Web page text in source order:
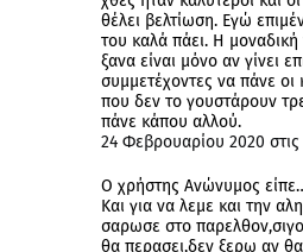
θέλει βελτίωση. Εγώ
του καλά πάει. Η μοναδική
ξανα είναι μόνο αν γίνει
συμμετέχοντες να πάνε οι
που δεν το γουστάρουν
πάνε κάπου αλλού.
24 Φεβρουαρίου 2020 στις
Ο χρήστης Ανώνυμος
Και για να λεμε και την
σαρωσε στο
θα περασει,δεν ξερω αν